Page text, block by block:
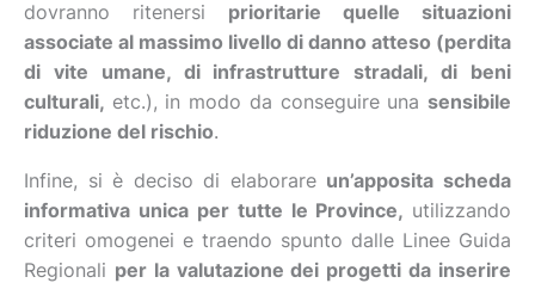
dovranno ritenersi prioritarie quelle situazioni
associate al massimo livello di danno atteso (perdita
di vite umane, di infrastrutture stradali, di beni
culturali, etc.), in modo da conseguire una sensibile
riduzione del rischio.
Infine, si è deciso di elaborare un’apposita scheda
informativa unica per tutte le Province, utilizzando
criteri omogenei e traendo spunto dalle Linee Guida
Regionali per la valutazione dei progetti da inserire